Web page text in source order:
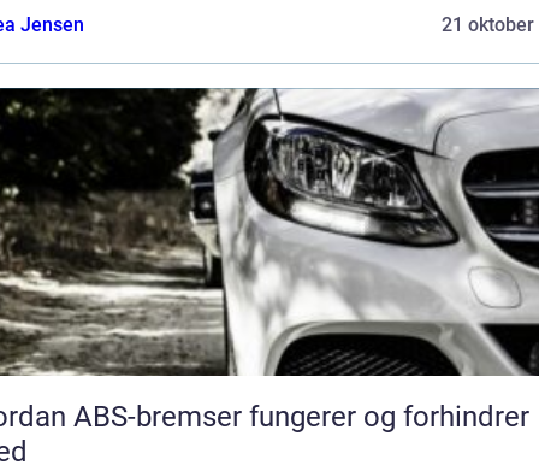
Jensen
21 oktober
ABS-bremser fungerer og forhindrer